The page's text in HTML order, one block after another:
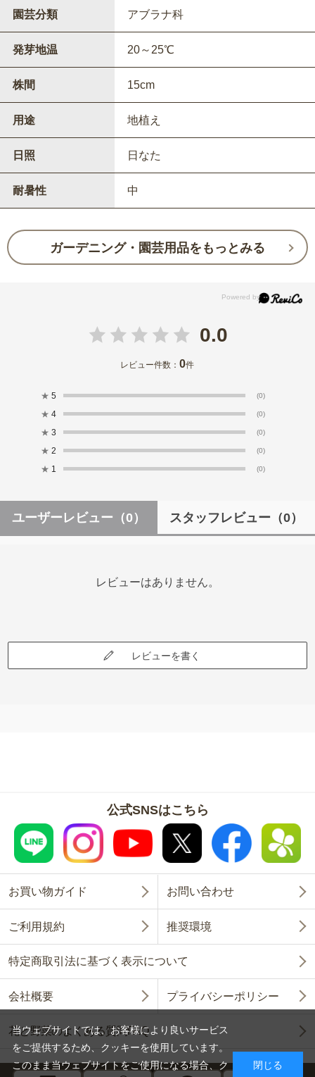
園芸分類 アブラナ科
発芽地温 20～25℃
株間 15cm
用途 地植え
日照 日なた
耐暑性 中
ガーデニング・園芸用品をもっとみる
0.0
レビュー件数：0件
★ 5 (0)
★ 4 (0)
★ 3 (0)
★ 2 (0)
★ 1 (0)
ユーザーレビュー （0） スタッフレビュー （0）
レビューはありません。
レビューを書く
公式SNSはこちら
お買い物ガイド お問い合わせ
ご利用規約 推奨環境
特定商取引法に基づく表示について
会社概要 プライバシーポリシー
花と野菜のよくある質問FAQ
当ウェブサイトでは、お客様により良いサービス
をご提供するため、クッキーを使用しています。
このまま当ウェブサイトをご使用になる場合、ク
閉じる